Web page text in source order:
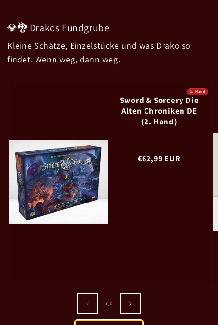
💎🐉 Drakos Fundgrube
Kleine Schätze, Einzelstücke und was Drako so
findet. Wenn weg, dann weg.
Sword & Sorcery Die
Alten Chroniken DE
(2. Hand)
2. Hand
Normaler
€62,99 EUR
1/von
6